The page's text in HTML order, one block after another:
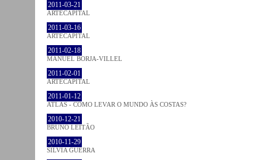
2011-03-21
ARTECAPITAL
2011-03-16
ARTECAPITAL
2011-02-18
MANUEL BORJA-VILLEL
2011-02-01
ARTECAPITAL
2011-01-12
ATLAS - COMO LEVAR O MUNDO ÀS COSTAS?
2010-12-21
BRUNO LEITÃO
2010-11-29
SÍLVIA GUERRA